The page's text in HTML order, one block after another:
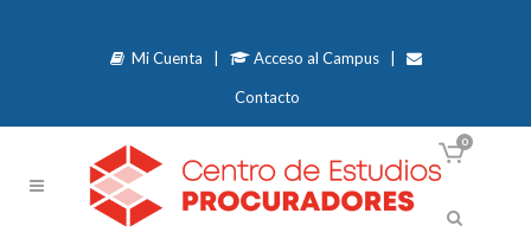
Mi Cuenta Acceso al Campus|
Contacto
0